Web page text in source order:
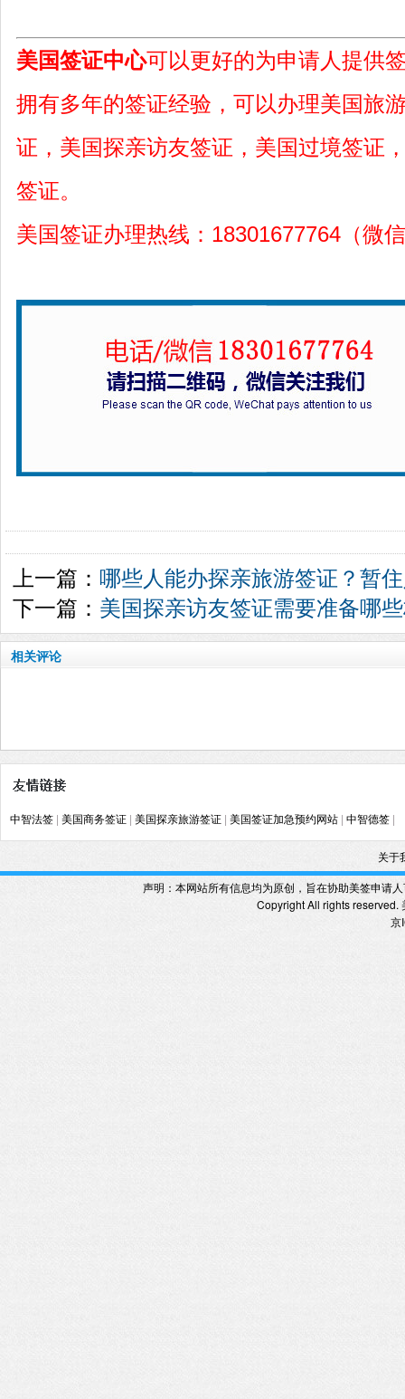
美国签证中心可以更好的为申请人提供
拥有多年的签证经验，可以办理美国旅
证，美国探亲访友签证，美国过境签证
签证。
美国签证办理热线：18301677764（微
上一篇： 哪些人能办探亲旅游签证？暂
下一篇： 美国探亲访友签证需要准备哪
相关评论
中智法签 美国商务签证 美国探亲旅游签证 美国签证加急预约网站 中智德签
关于
声明：本网站所有信息均为原创，旨在协助美签申请
Copyright All rights reserved.
京